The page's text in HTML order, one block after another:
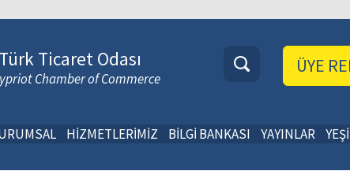
Türk Ticaret Odası
Chamber of Commerce
ÜYE
HİZMETLERİMİZ BİLGİ BANKASI YAYINLAR